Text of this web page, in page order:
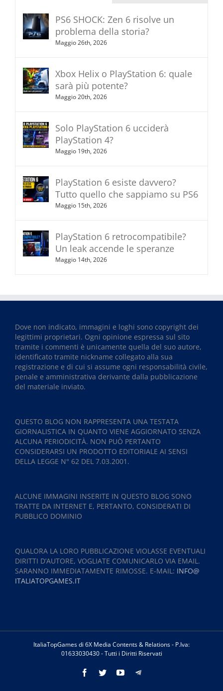
PS6 SHOCK: Zen 6 risolve un
problema della storia?
Maggio 26th, 2026
Xbox Helix o PlayStation 6: quale
sarà più potente?
Maggio 20th, 2026
Solo PlayStation 6 ucciderà
PlayStation 4?
Maggio 19th, 2026
PlayStation 6 esiste davvero?
Tutto quello che sappiamo su PS6
Maggio 15th, 2026
PlayStation 6 retrocompatibile?
Un leak accende le speranze
Maggio 14th, 2026
Dove non indicato, immagini e loghi sono copyright dei
legittimi proprietari. Ogni opinione espressa sul sito
tramite i commenti è unicamente quella del suo autore,
identificato tramite nickname collegato alla sua
registrazione e di cui si assume ogni responsabilità civile,
penale e amministrativa derivante dalla pubblicazione
del materiale inviato.
QUESTO BLOG NON RAPPRESENTA UNA TESTATA
GIORNALISTICA IN QUANTO VIENE AGGIORNATO SENZA
ALCUNA PERIODICITÀ. NON PUÒ PERTANTO
CONSIDERARSI UN PRODOTTO EDITORIALE AI SENSI
DELLA LEGGE N° 62 DEL 7.03.2001.
ALCUNE IMMAGINI INSERITE IN QUESTO BLOG SONO
TRATTE DA INTERNET E, PERTANTO, CONSIDERATI DI
PUBBLICO DOMINIO
QUALORA LA LORO PUBBLICAZIONE VIOLASSE EVENTUALI
DIRITTI D’AUTORE, VOGLIATE COMUNICARLO VIA EMAIL.
SARANNO IMMEDIATAMENTE RIMOSSE. E-MAIL: INFO@
ITALIATOPGAMES.IT
ItaliaTopGames di 6X Media Contents & Relations - P.Iva:
01633030430 - Tutti i Diritti Riservati
Facebook
TwitterYouTube
Telegram